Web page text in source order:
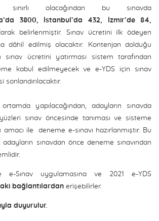
olacağından bu sınavda
3800, İstanbul’da 432, İzmir’de 84,
belirlenmiştir. Sınav ücretini ilk ödeyen
dâhil edilmiş olacaktır. Kontenjan dolduğu
sınav ücretini yatırması sistem tarafından
kabul edilmeyecek ve e-YDS için sınav
yapılacağından, adayların sınavda
sınav öncesinde tanıması ve sisteme
amacı ile deneme e-sınavı hazırlanmıştır. Bu
adayların sınavdan önce deneme sınavından
e-Sınav uygulamasına ve 2021 e-YDS
bağlantılardan erişebilirler.
duyurulur.